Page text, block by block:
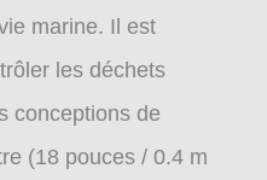
marine. Il est
les déchets
conceptions de
(18 pouces / 0.4 m